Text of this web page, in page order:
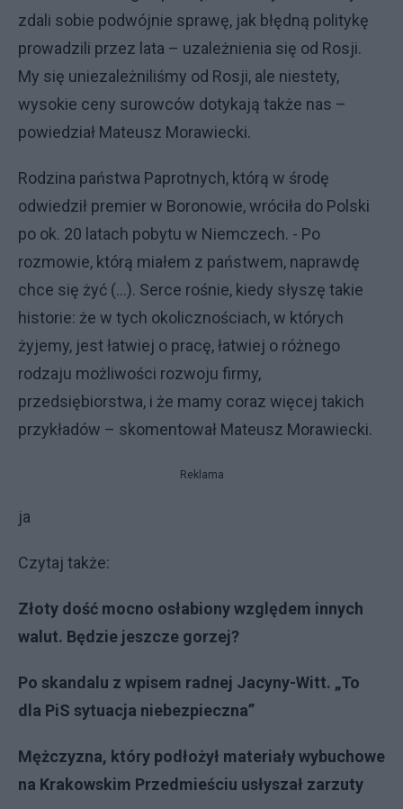
zdali sobie podwójnie sprawę, jak błędną politykę
prowadzili przez lata – uzależnienia się od Rosji.
My się uniezależniliśmy od Rosji, ale niestety,
wysokie ceny surowców dotykają także nas –
powiedział Mateusz Morawiecki.
Rodzina państwa Paprotnych, którą w środę
odwiedził premier w Boronowie, wróciła do Polski
po ok. 20 latach pobytu w Niemczech. - Po
rozmowie, którą miałem z państwem, naprawdę
chce się żyć (…). Serce rośnie, kiedy słyszę takie
historie: że w tych okolicznościach, w których
żyjemy, jest łatwiej o pracę, łatwiej o różnego
rodzaju możliwości rozwoju firmy,
przedsiębiorstwa, i że mamy coraz więcej takich
przykładów – skomentował Mateusz Morawiecki.
Reklama
ja
Czytaj także:
Złoty dość mocno osłabiony względem innych
walut. Będzie jeszcze gorzej?
Po skandalu z wpisem radnej Jacyny-Witt. „To
dla PiS sytuacja niebezpieczna”
Mężczyzna, który podłożył materiały wybuchowe
na Krakowskim Przedmieściu usłyszał zarzuty